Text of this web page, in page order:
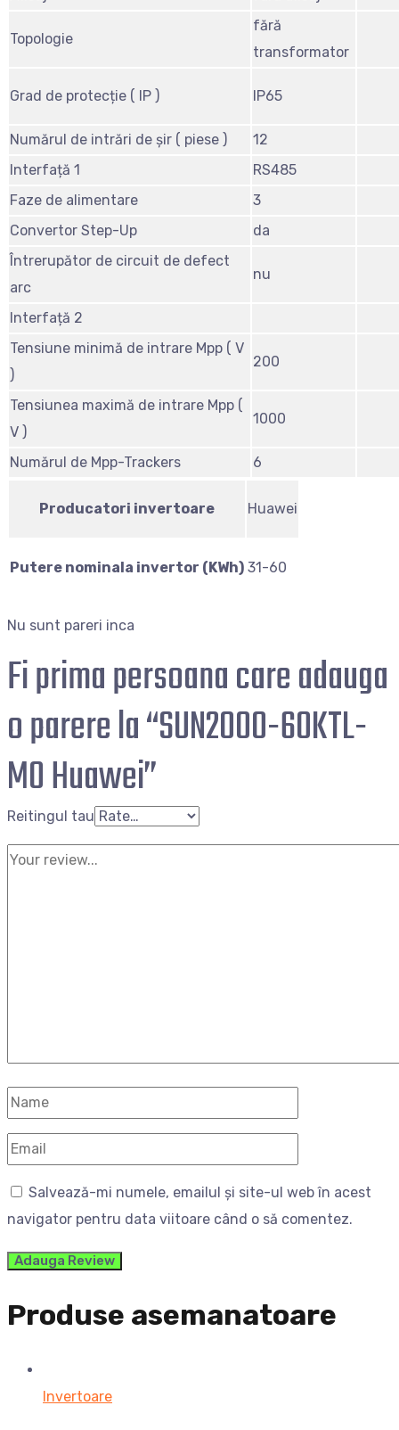
Topologie
fără
transformator
Grad de protecție ( IP ) IP65
Numărul de intrări de șir ( piese )
12
Interfață 1
RS485
Faze de alimentare
3
Convertor Step-Up
da
Întrerupător de circuit de defect
arc
nu
Interfață 2
Tensiune minimă de intrare Mpp ( V
)
200
Tensiunea maximă de intrare Mpp (
V )
1000
Numărul de Mpp-Trackers 6
Producatori invertoare Huawei
Putere nominala invertor (KWh) 31-60
Nu sunt pareri inca
Fi prima persoana care adauga
o parere la “SUN2000-60KTL-
M0 Huawei”
Reitingul tau
Salvează-mi numele, emailul și site-ul web în acest
navigator pentru data viitoare când o să comentez.
Produse asemanatoare
Invertoare